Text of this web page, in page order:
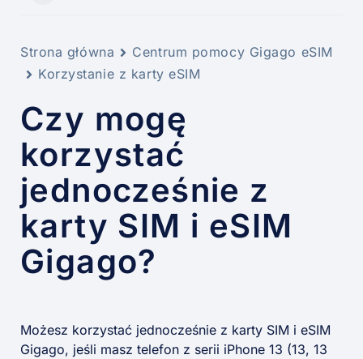
Strona główna
Centrum pomocy Gigago eSIM
Korzystanie z karty eSIM
Czy mogę
korzystać
jednocześnie z
karty SIM i eSIM
Gigago?
Możesz korzystać jednocześnie z karty SIM i eSIM
Gigago, jeśli masz telefon z serii iPhone 13 (13, 13